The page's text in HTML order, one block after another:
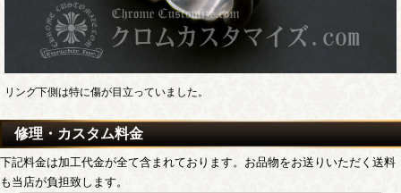
リング下側は特に傷が目立っていました。
修理・カスタム料金
下記料金は加工代金が全て含まれております。お品物をお送りいただく送料
も当店が負担致します。